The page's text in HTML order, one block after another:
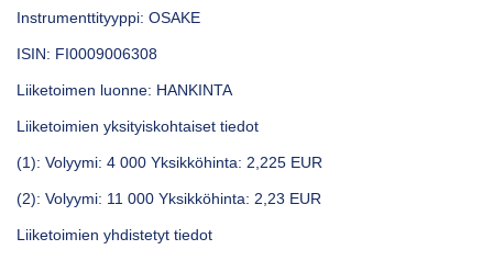
Instrumenttityyppi: OSAKE
ISIN: FI0009006308
Liiketoimen luonne: HANKINTA
Liiketoimien yksityiskohtaiset tiedot
(1): Volyymi: 4 000 Yksikköhinta: 2,225 EUR
(2): Volyymi: 11 000 Yksikköhinta: 2,23 EUR
Liiketoimien yhdistetyt tiedot